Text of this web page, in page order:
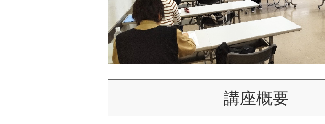
講座概要